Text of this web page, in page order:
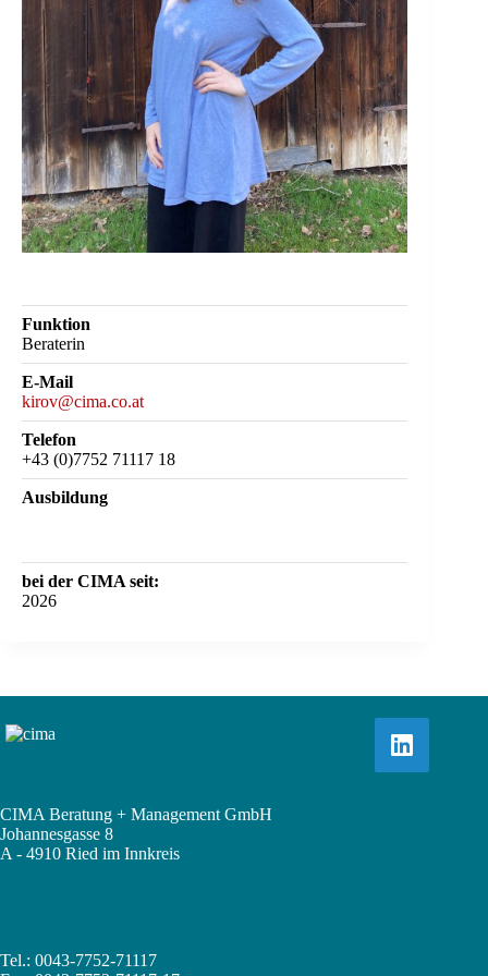
Funktion
Beraterin
E-Mail
kirov@cima.co.at
Telefon
+43 (0)7752 71117 18
Ausbildung
bei der CIMA seit:
2026
CIMA Beratung + Management GmbH
Johannesgasse 8
A - 4910 Ried im Innkreis
Tel.: 0043-7752-71117